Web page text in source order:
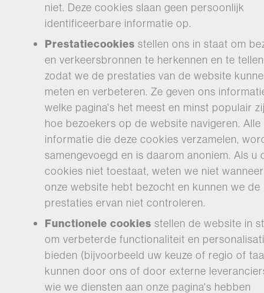
niet. Deze cookies slaan geen persoonlijk
identificeerbare informatie op.
Prestatiecookies stellen ons in staat om
en verkeersbronnen te herkennen en te
zodat we de prestaties van de website
meten en verbeteren. Ze geven ons
welke pagina's het meest en minst populair
hoe bezoekers op de website navigeren. Alle
informatie die deze cookies verzamelen,
samengevoegd en is daarom anoniem. Als u
cookies niet toestaat, weten we niet
onze website hebt bezocht en kunnen we de
prestaties ervan niet controleren.
Functionele cookies stellen de website in
om verbeterde functionaliteit en
bieden (bijvoorbeeld uw keuze of regio of
kunnen door ons of door externe
wie we diensten aan onze pagina's hebben